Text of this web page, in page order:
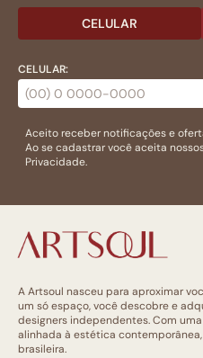
CELULAR
CELULAR:
Aceito receber notificações e
Ao se cadastrar você aceita
Privacidade.
A Artsoul nasceu para aproximar
um só espaço, você descobre e
designers independentes. Com
alinhada à estética
brasileira.